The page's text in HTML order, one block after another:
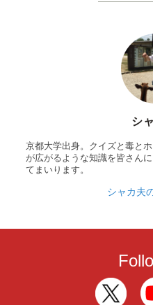
シ
京都大学出身。クイズと毒と
が広がるような知識を皆さん
てまいります。
シャカ夫